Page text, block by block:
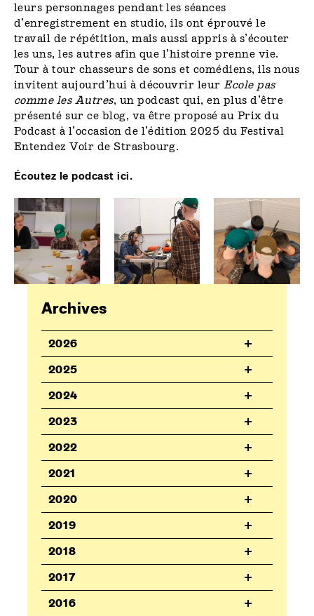
leurs personnages pendant les séances
d’enregistrement en studio, ils ont éprouvé le
travail de répétition, mais aussi appris à s’écouter
les uns, les autres afin que l’histoire prenne vie.
Tour à tour chasseurs de sons et comédiens, ils nous
invitent aujourd’hui à découvrir leurEcole pas
comme les Autres, un podcast qui, en plus d’être
présenté sur ce blog, va être proposé au Prix du
Podcast à l’occasion de l’édition 2025 du Festival
Entendez Voir de Strasbourg.
Écoutez le podcast ici.
Archives
2026
2025
2024
2023
2022
2021
2020
2019
2018
2017
2016